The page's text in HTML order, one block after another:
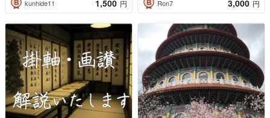
kunhide11
1,500 円 Ron7 3,000 円